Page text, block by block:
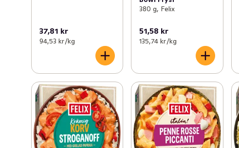
37,81 kr
94,53 kr /kg
380 g, Felix
51,58 kr
135,74 kr /kg